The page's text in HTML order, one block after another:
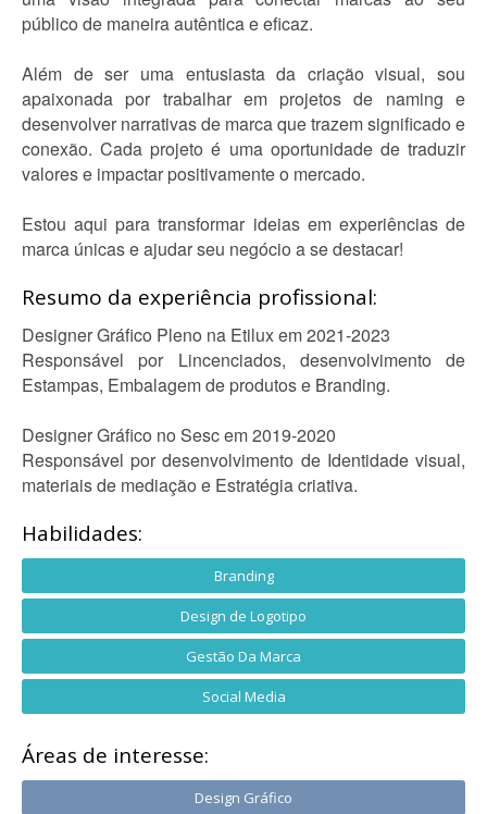
público de maneira autêntica e eficaz.
Além de ser uma entusiasta da criação visual, sou
apaixonada por trabalhar em projetos de naming e
desenvolver narrativas de marca que trazem significado e
conexão. Cada projeto é uma oportunidade de traduzir
valores e impactar positivamente o mercado.
Estou aqui para transformar ideias em experiências de
marca únicas e ajudar seu negócio a se destacar!
Resumo da experiência profissional:
Designer Gráfico Pleno na Etilux em 2021-2023
Responsável por Lincenciados, desenvolvimento de
Estampas, Embalagem de produtos e Branding.
Designer Gráfico no Sesc em 2019-2020
Responsável por desenvolvimento de Identidade visual,
materiais de mediação e Estratégia criativa.
Habilidades:
Branding
Design de Logotipo
Gestão Da Marca
Social Media
Áreas de interesse:
Design Gráfico